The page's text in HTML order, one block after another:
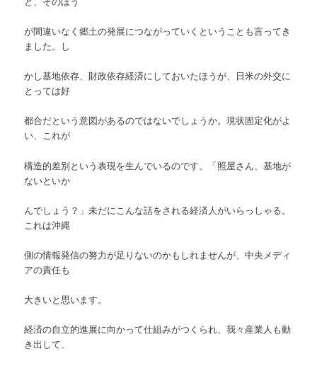
が間違いなく郷土の発展につながっていくということも言ってき
ました。し
かし基地依存、財政依存経済にしておいたほうが、日米の外交に
とっては好
都合だという意図があるのではないでしょうか。現状固定化がよ
い、これが
構造的差別という表現を生んでいるのです。「照屋さん、基地が
ないといか
んでしょう？」未だにこんな話をされる経済人がいらっしゃる。
これは沖縄
側の情報発信の努力が足りないのかもしれませんが、中央メディ
アの責任も
大きいと思います。
経済の自立的進展に向かって仕組みがつくられ、我々産業人も動
き出して、